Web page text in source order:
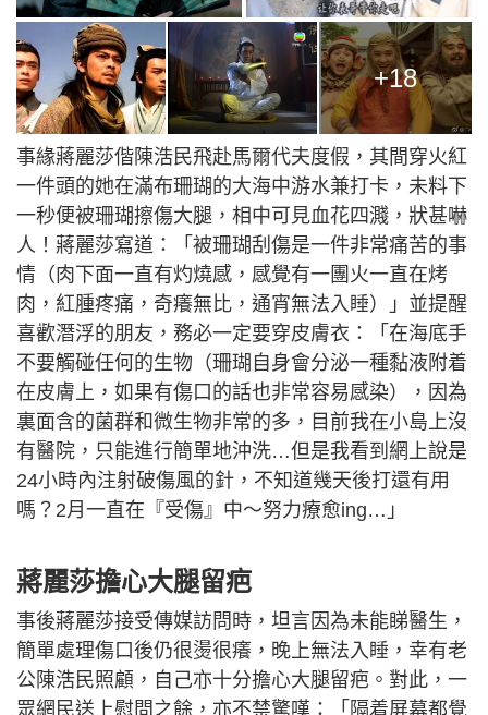
+18
事緣蔣麗莎偕陳浩民飛赴馬爾代夫度假，其間穿火紅
一件頭的她在滿布珊瑚的大海中游水兼打卡，未料下
一秒便被珊瑚擦傷大腿，相中可見血花四濺，狀甚嚇
人！蔣麗莎寫道：「被珊瑚刮傷是一件非常痛苦的事
情（肉下面一直有灼燒感，感覺有一團火一直在烤
肉，紅腫疼痛，奇癢無比，通宵無法入睡）」並提醒
喜歡潛浮的朋友，務必一定要穿皮膚衣：「在海底手
不要觸碰任何的生物（珊瑚自身會分泌一種黏液附着
在皮膚上，如果有傷口的話也非常容易感染），因為
裏面含的菌群和微生物非常的多，目前我在小島上沒
有醫院，只能進行簡單地沖洗…但是我看到網上說是
24小時內注射破傷風的針，不知道幾天後打還有用
嗎？2月一直在『受傷』中～努力療愈ing…」
蔣麗莎擔心大腿留疤
事後蔣麗莎接受傳媒訪問時，坦言因為未能睇醫生，
簡單處理傷口後仍很燙很癢，晚上無法入睡，幸有老
公陳浩民照顧，自己亦十分擔心大腿留疤。對此，一
眾網民送上慰問之餘，亦不禁驚嘆：「隔着屏幕都覺